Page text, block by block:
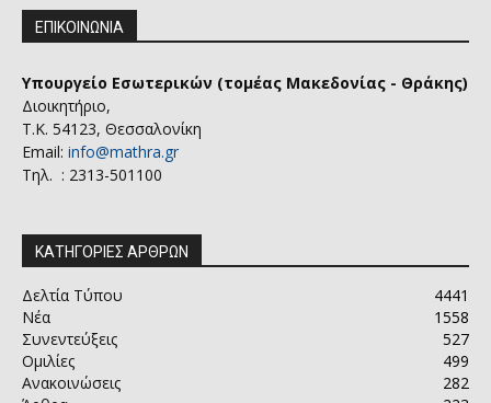
ΕΠΙΚΟΙΝΩΝΙΑ
Υπουργείο Εσωτερικών (τομέας Μακεδονίας - Θράκης)
Διοικητήριο,
Τ.Κ. 54123, Θεσσαλονίκη
Email: info@mathra.gr
Τηλ. : 2313-501100
ΚΑΤΗΓΟΡΙΕΣ ΑΡΘΡΩΝ
Δελτία Τύπου
4441
Νέα
1558
Συνεντεύξεις
527
Ομιλίες
499
Ανακοινώσεις
282